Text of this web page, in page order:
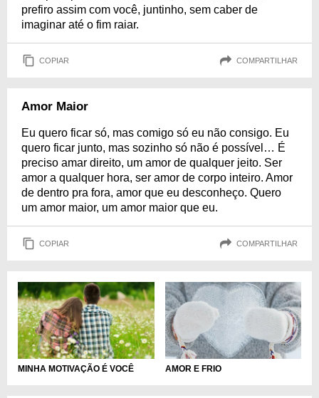
prefiro assim com você, juntinho, sem caber de
imaginar até o fim raiar.
COPIAR COMPARTILHAR
Amor Maior
Eu quero ficar só, mas comigo só eu não consigo. Eu
quero ficar junto, mas sozinho só não é possível… É
preciso amar direito, um amor de qualquer jeito. Ser
amor a qualquer hora, ser amor de corpo inteiro. Amor
de dentro pra fora, amor que eu desconheço. Quero
um amor maior, um amor maior que eu.
COPIAR COMPARTILHAR
MINHA MOTIVAÇÃO É VOCÊ AMOR E FRIO